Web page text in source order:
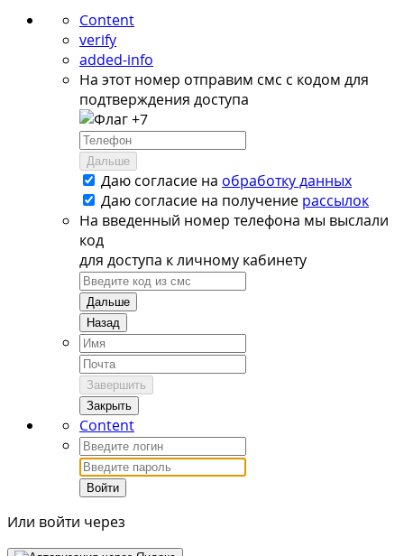
Content
verify
added-info
На этот номер отправим смс с кодом для
подтверждения доступа
+7
Дальше
Даю согласие на обработку данных
Даю согласие на получение рассылок
На введенный номер телефона мы выслали
код
для доступа к личному кабинету
Дальше
Назад
Завершить
Закрыть
Content
Войти
Или войти через